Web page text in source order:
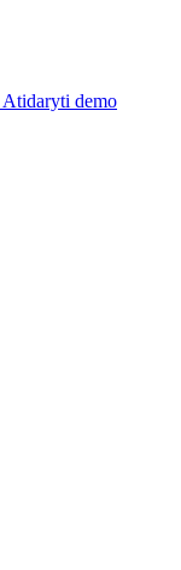
Atidaryti demo